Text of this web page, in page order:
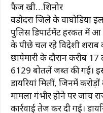
फैज खत्री…शिनोर
वडोदरा जिले के वाघोडिया
पुलिस डिपार्टमेंट हरकत में आ
के पीछे चल रहे विदेशी शराब
छापेमारी के दौरान करीब
6129 बोतलें जब्त की गईं।
डायरियां मिलीं, जिनमें
मामला गंभीर होने पर जांच
कार्रवाई तेज कर दी गई।